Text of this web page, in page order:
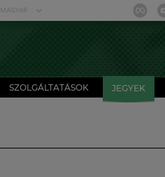
MAGYAR
SZOLGÁLTATÁSOK JEGYEK